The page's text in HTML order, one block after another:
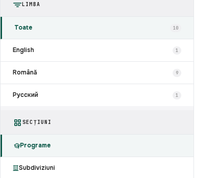
LIMBA
Toate 10
English 1
Română 9
Русский 1
SECȚIUNI
Programe
Subdiviziuni